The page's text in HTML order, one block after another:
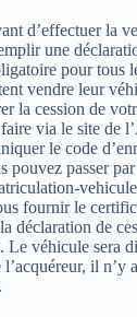
d’effectuer la
une
pour tous
vendre leur
la cession de
via le site de
le code
pouvez passer
fournir le
déclaration de
Le véhicule sera
il n’y